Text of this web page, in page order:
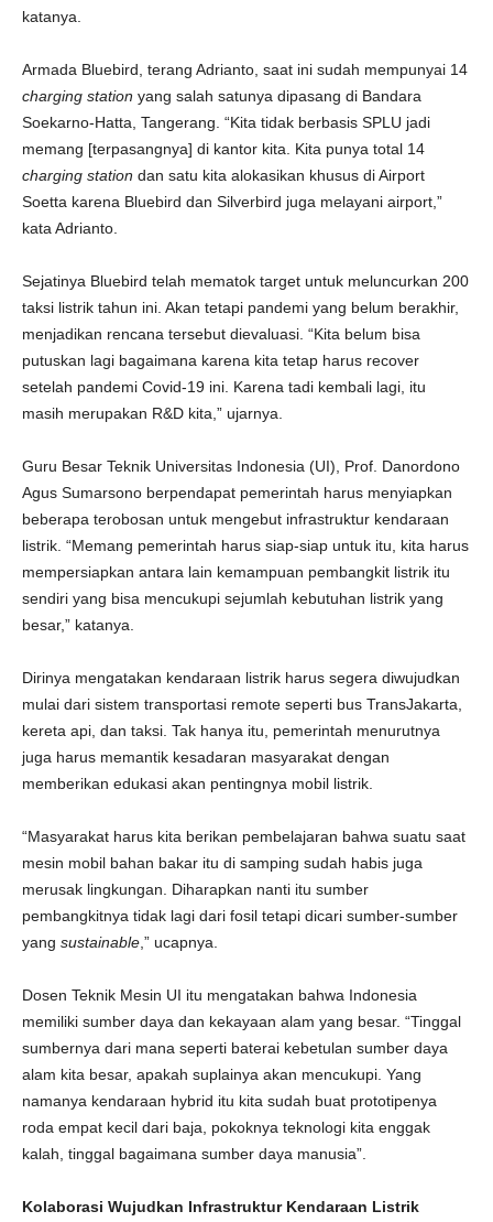
katanya.
Armada Bluebird, terang Adrianto, saat ini sudah mempunyai 14
charging station yang salah satunya dipasang di Bandara
Soekarno-Hatta, Tangerang. “Kita tidak berbasis SPLU jadi
memang [terpasangnya] di kantor kita. Kita punya total 14
charging station dan satu kita alokasikan khusus di Airport
Soetta karena Bluebird dan Silverbird juga melayani airport,”
kata Adrianto.
Sejatinya Bluebird telah mematok target untuk meluncurkan 200
taksi listrik tahun ini. Akan tetapi pandemi yang belum berakhir,
menjadikan rencana tersebut dievaluasi. “Kita belum bisa
putuskan lagi bagaimana karena kita tetap harus recover
setelah pandemi Covid-19 ini. Karena tadi kembali lagi, itu
masih merupakan R&D kita,” ujarnya.
Guru Besar Teknik Universitas Indonesia (UI), Prof. Danordono
Agus Sumarsono berpendapat pemerintah harus menyiapkan
beberapa terobosan untuk mengebut infrastruktur kendaraan
listrik. “Memang pemerintah harus siap-siap untuk itu, kita harus
mempersiapkan antara lain kemampuan pembangkit listrik itu
sendiri yang bisa mencukupi sejumlah kebutuhan listrik yang
besar,” katanya.
Dirinya mengatakan kendaraan listrik harus segera diwujudkan
mulai dari sistem transportasi remote seperti bus TransJakarta,
kereta api, dan taksi. Tak hanya itu, pemerintah menurutnya
juga harus memantik kesadaran masyarakat dengan
memberikan edukasi akan pentingnya mobil listrik.
“Masyarakat harus kita berikan pembelajaran bahwa suatu saat
mesin mobil bahan bakar itu di samping sudah habis juga
merusak lingkungan. Diharapkan nanti itu sumber
pembangkitnya tidak lagi dari fosil tetapi dicari sumber-sumber
yang sustainable ,” ucapnya.
Dosen Teknik Mesin UI itu mengatakan bahwa Indonesia
memiliki sumber daya dan kekayaan alam yang besar. “Tinggal
sumbernya dari mana seperti baterai kebetulan sumber daya
alam kita besar, apakah suplainya akan mencukupi. Yang
namanya kendaraan hybrid itu kita sudah buat prototipenya
roda empat kecil dari baja, pokoknya teknologi kita enggak
kalah, tinggal bagaimana sumber daya manusia”.
Kolaborasi Wujudkan Infrastruktur Kendaraan Listrik